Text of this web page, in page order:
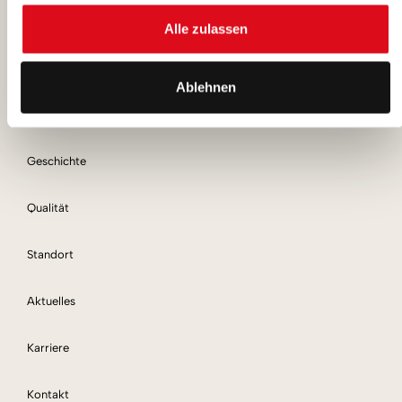
Alle zulassen
Ablehnen
Lagerlogistik & eigener Fuhrpark
Über uns
Geschichte
Qualität
Standort
Aktuelles
Karriere
Kontakt